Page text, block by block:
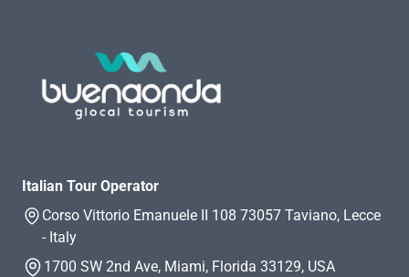
Italian Tour Operator
Corso Vittorio Emanuele II 108 73057 Taviano, Lecce
- Italy
1700 SW 2nd Ave, Miami, Florida 33129, USA